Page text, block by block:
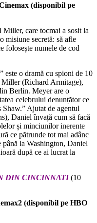
(disponibil pe
care tocmai a sosit la
secretă: să afle
folosește numele de cod
o dramă cu spioni de 10
Miller (Richard Armitage),
Berlin. Meyer are o
celebrului denunțător ce
Shaw.” Ajutat de agentul
Daniel învață cum să facă
și minciunilor inerente
ce pătrunde tot mai adânc
la Washington, Daniel
după ce ai lucrat la
DIN CINCINNATI (10
(disponibil pe HBO